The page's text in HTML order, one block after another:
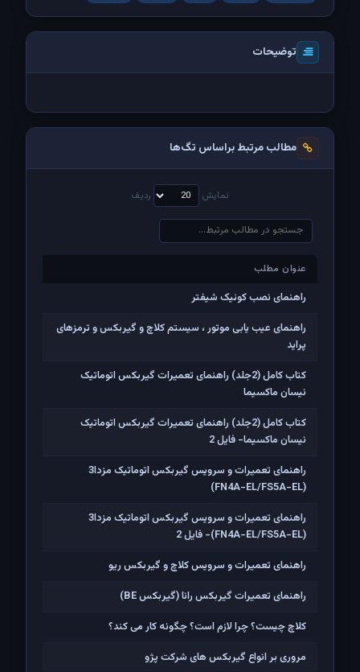
توضیحات
مطالب مرتبط براساس تگ‌ها
نمایش ردیف
عنوان مطلب
عنوان مطلب
راهنمای نصب کوئیک شیفتر
راهنمای عیب یابی موتور ، سیستم کلاچ و گیربکس و ترمزهای
پراید
کتاب کامل (2جلد) راهنمای تعمیرات گیربکس اتوماتیک
نیسان ماکسیما
کتاب کامل (2جلد) راهنمای تعمیرات گیربکس اتوماتیک
نیسان ماکسیما- فایل 2
راهنمای تعمیرات و سرویس گیربکس اتوماتیک مزدا3
(FN4A-EL/FS5A-EL)
راهنمای تعمیرات و سرویس گیربکس اتوماتیک مزدا3
(FN4A-EL/FS5A-EL)- فایل 2
راهنمای تعمیرات و سرویس کلاچ و گیربکس ریو
راهنمای تعمیرات گیربکس رانا (گیربکس BE)
کلاچ چیست؟ چرا لازم است؟ چگونه کار می کند؟
مروری بر انواع گیربکس های شرکت پژو